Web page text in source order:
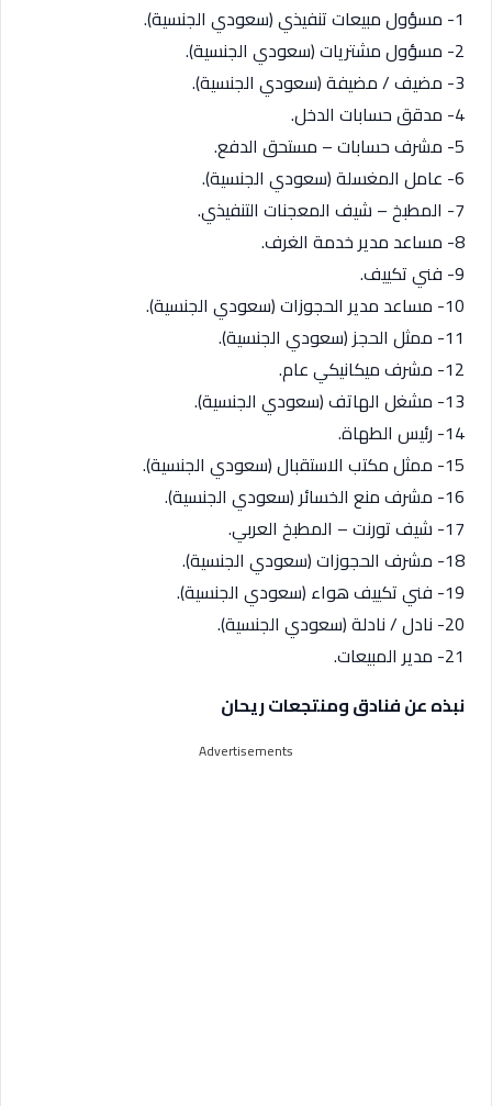
1- مسؤول مبيعات تنفيذي (سعودي الجنسية).
2- مسؤول مشتريات (سعودي الجنسية).
3- مضيف / مضيفة (سعودي الجنسية).
4- مدقق حسابات الدخل.
5- مشرف حسابات – مستحق الدفع.
6- عامل المغسلة (سعودي الجنسية).
7- المطبخ – شيف المعجنات التنفيذي.
8- مساعد مدير خدمة الغرف.
9- فني تكييف.
10- مساعد مدير الحجوزات (سعودي الجنسية).
11- ممثل الحجز (سعودي الجنسية).
12- مشرف ميكانيكي عام.
13- مشغل الهاتف (سعودي الجنسية).
14- رئيس الطهاة.
15- ممثل مكتب الاستقبال (سعودي الجنسية).
16- مشرف منع الخسائر (سعودي الجنسية).
17- شيف تورنت – المطبخ العربي.
18- مشرف الحجوزات (سعودي الجنسية).
19- فني تكييف هواء (سعودي الجنسية).
20- نادل / نادلة (سعودي الجنسية).
21- مدير المبيعات.
نبذه عن فنادق ومنتجعات ريحان
Advertisements